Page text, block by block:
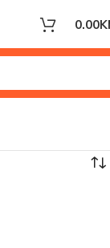
0.00